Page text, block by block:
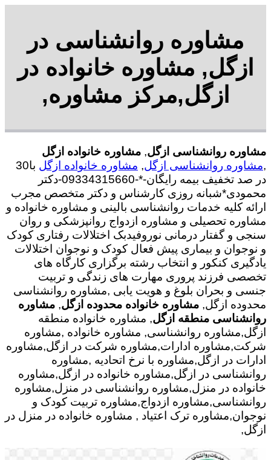
مشاوره روانشناسی در
ازگل, مشاوره خانواده در
ازگل,مرکز مشاوره,
مشاوره روانشناسی ازگل, مشاوره خانواده ازگل
,مشاوره روانشناسی ازگل, مشاوره خانواده ازگل
با30
در صد تخفیف بیمه رایگان-*-09334315660-دکتر
محمودی*شبانه روزی کارشناس و دکتر متخصص مجرب
ارائه کلیه خدمات روانشناسی بالینی و مشاوره خانواده و
مشاوره تحصیلی و مشاوره ازدواج روانپزشکی و روان
سنجی و گفتار درمانی نوروفیدبک اختلالات رفتاری کودک
و نوجوان و بیماری پیش فعال کودک و نوجوان اختلالات
یادگیری کنکور و انتخاب رشته برگزاری کارگاه های
تخصصی فرزند پروری مهارت های زندگی و تربیت
جنسی و بحران بلوغ و هویت یابی ,مشاوره روانشناسی
محدوده ازگل, مشاوره خانواده محدوده ازگل, مشاوره
روانشناسی منطقه ازگل, مشاوره خانواده منطقه
ازگل,مشاوره روانشناسی, مشاوره خانواده ,مشاوره
شرکت,مشاوره ادارات,مشاوره شرکت در ازگل,مشاوره
ادارات در ازگل,مشاوره با نرخ اتحادیه ,مشاوره
روانشناسی در ازگل,مشاوره خانواده در ازگل,مشاوره
خانواده در منزل,مشاوره روانشناسی در منزل,مشاوره
روانشناسی,مشاوره ازدواج,مشاوره تربیت کودک و
نوجوان,مشاوره ترک اعتیاد , مشاوره خانواده در منزل در
ازگل,